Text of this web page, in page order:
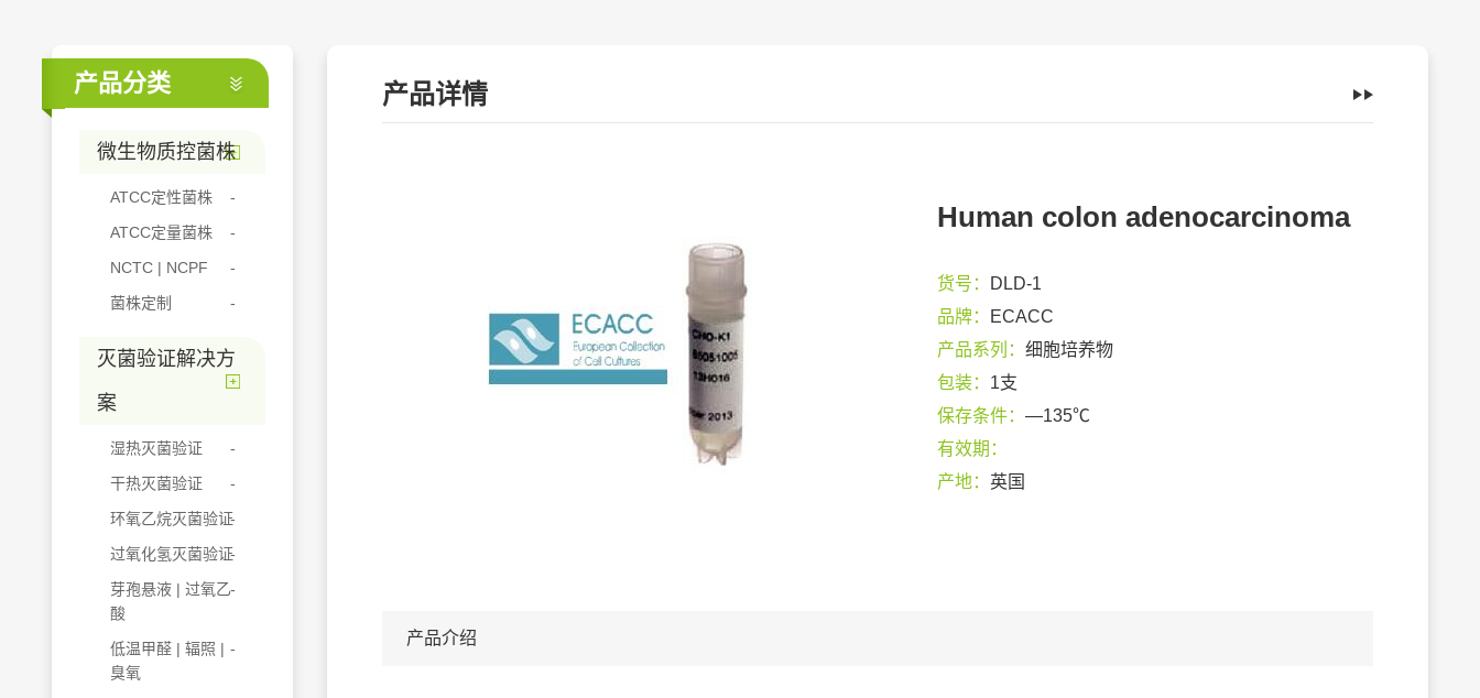
产品分类
微生物质控菌株
ATCC定性菌株
ATCC定量菌株
NCTC | NCPF
菌株定制
灭菌验证解决方
案
湿热灭菌验证
干热灭菌验证
环氧乙烷灭菌验证
过氧化氢灭菌验证
芽孢悬液 | 过氧乙
酸
低温甲醛 | 辐照 |
臭氧
产品详情
Human colon adenocarcinoma
货号：
DLD-1
品牌：
ECACC
产品系列： 细胞培养物
包装： 1支
保存条件： —135℃
有效期：
产地： 英国
产品介绍